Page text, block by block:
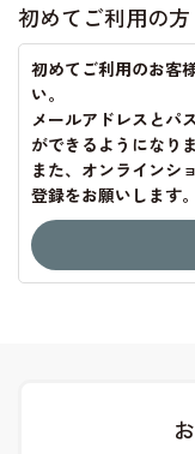
初めてご利用の方
初めてご利用のお客
い。
メールアドレスとパ
ができるようになりま
また、オンラインシ
登録をお願いします。